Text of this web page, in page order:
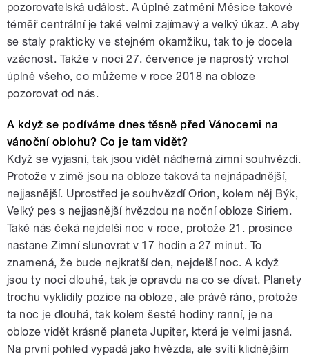
pozorovatelská událost. A úplné zatmění Měsíce takové
téměř centrální je také velmi zajímavý a velký úkaz. A aby
se staly prakticky ve stejném okamžiku, tak to je docela
vzácnost. Takže v noci 27. července je naprostý vrchol
úplně všeho, co můžeme v roce 2018 na obloze
pozorovat od nás.
A když se podíváme dnes těsně před Vánocemi na
vánoční oblohu? Co je tam vidět?
Když se vyjasní, tak jsou vidět nádherná zimní souhvězdí.
Protože v zimě jsou na obloze taková ta nejnápadnější,
nejjasnější. Uprostřed je souhvězdí Orion, kolem něj Býk,
Velký pes s nejjasnější hvězdou na noční obloze Siriem.
Také nás čeká nejdelší noc v roce, protože 21. prosince
nastane Zimní slunovrat v 17 hodin a 27 minut. To
znamená, že bude nejkratší den, nejdelší noc. A když
jsou ty noci dlouhé, tak je opravdu na co se dívat. Planety
trochu vyklidily pozice na obloze, ale právě ráno, protože
ta noc je dlouhá, tak kolem šesté hodiny ranní, je na
obloze vidět krásně planeta Jupiter, která je velmi jasná.
Na první pohled vypadá jako hvězda, ale svítí klidnějším